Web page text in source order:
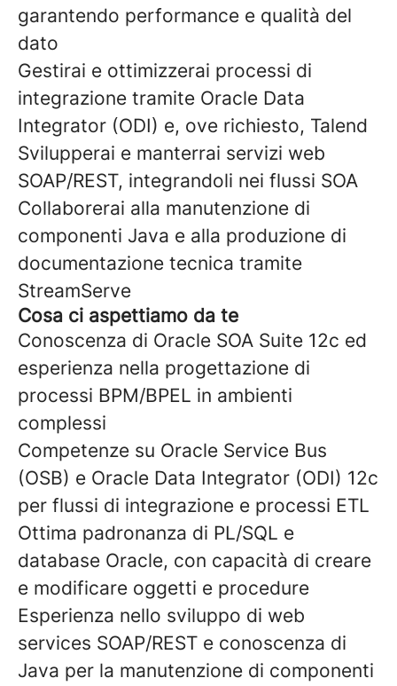
garantendo performance e qualità del
dato
Gestirai e ottimizzerai processi di
integrazione tramite Oracle Data
Integrator (ODI) e, ove richiesto, Talend
Svilupperai e manterrai servizi web
SOAP/REST, integrandoli nei flussi SOA
Collaborerai alla manutenzione di
componenti Java e alla produzione di
documentazione tecnica tramite
StreamServe
Cosa ci aspettiamo da te
Conoscenza di Oracle SOA Suite 12c ed
esperienza nella progettazione di
processi BPM/BPEL in ambienti
complessi
Competenze su Oracle Service Bus
(OSB) e Oracle Data Integrator (ODI) 12c
per flussi di integrazione e processi ETL
Ottima padronanza di PL/SQL e
database Oracle, con capacità di creare
e modificare oggetti e procedure
Esperienza nello sviluppo di web
services SOAP/REST e conoscenza di
Java per la manutenzione di componenti